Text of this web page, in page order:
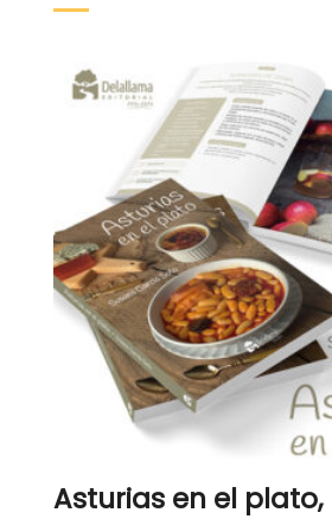
Asturias en el plato,